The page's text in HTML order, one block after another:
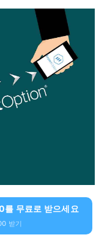
무료로 받으세요
받기